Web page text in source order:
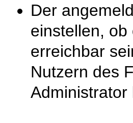
Der
einstellen,
erreichbar
Nutzern des
Administrator